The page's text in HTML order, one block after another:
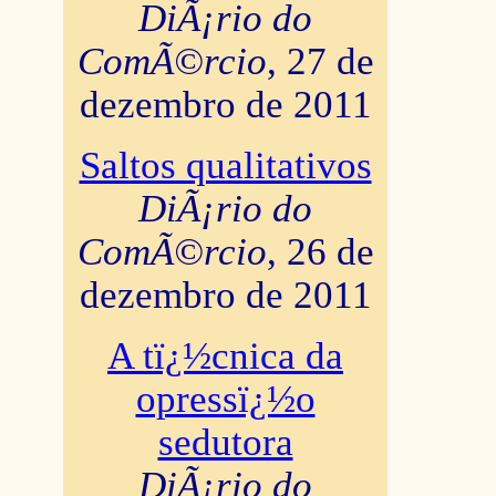
DiÃ¡rio do
ComÃ©rcio, 27 de
dezembro de 2011
Saltos qualitativos
DiÃ¡rio do
ComÃ©rcio, 26 de
dezembro de 2011
A tï¿½cnica da
opressï¿½o
sedutora
DiÃ¡rio do